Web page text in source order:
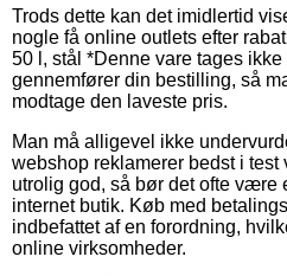
Trods dette kan det imidlertid
nogle få online outlets efter
50 l, stål *Denne vare tages
gennemfører din bestilling, så
modtage den laveste pris.
Man må alligevel ikke
webshop reklamerer bedst i test
utrolig god, så bør det ofte være
internet butik. Køb med
indbefattet af en forordning,
online virksomheder.